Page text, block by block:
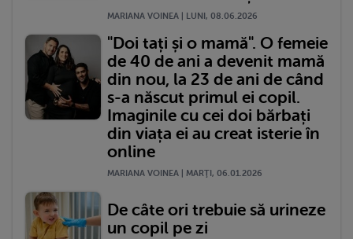
MARIANA VOINEA | LUNI, 08.06.2026
"Doi tați și o mamă". O femeie
de 40 de ani a devenit mamă
din nou, la 23 de ani de când
s-a născut primul ei copil.
Imaginile cu cei doi bărbați
din viața ei au creat isterie în
online
MARIANA VOINEA | MARŢI, 06.01.2026
De câte ori trebuie să urineze
un copil pe zi